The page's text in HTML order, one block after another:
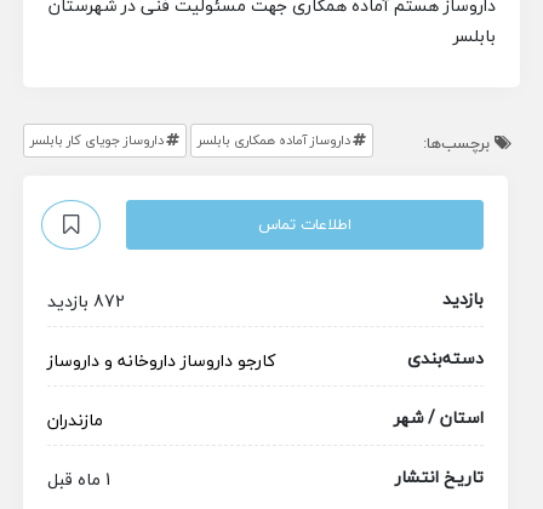
بابلسر
برچسب‌ها: داروساز آماده همکاری بابلسر داروساز جویای کار بابلسر
اطلاعات تماس
بازدید
872 بازدید
دسته‌بندی
کارجوداروسازداروخانه و داروساز
استان / شهر
مازندران
تاریخ انتشار
1 ماه قبل